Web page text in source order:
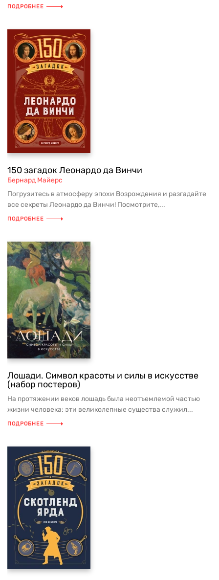
ПОДРОБНЕЕ
150 загадок Леонардо да Винчи
Бернард Майерс
Погрузитесь в атмосферу эпохи Возрождения и разгадайте
все секреты Леонардо да Винчи! Посмотрите,...
ПОДРОБНЕЕ
Лошади. Символ красоты и силы в искусстве
(набор постеров)
На протяжении веков лошадь была неотъемлемой частью
жизни человека: эти великолепные существа служил...
ПОДРОБНЕЕ